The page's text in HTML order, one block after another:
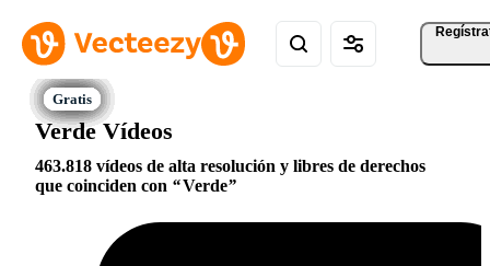
Verde Vídeos
463.818 vídeos de alta resolución y libres de derechos
que coinciden con
Verde